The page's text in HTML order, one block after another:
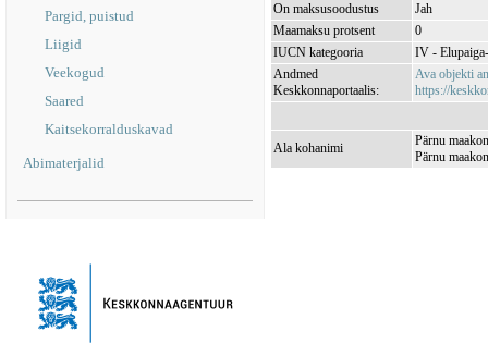
Pargid, puistud
Liigid
Veekogud
Saared
Kaitsekorralduskavad
Abimaterjalid
On maksusoodustus
Jah
Maamaksu protsent
0
IUCN kategooria
IV -
Andmed
Keskkonnaportaalis:
Ava objekti
https://
Ala kohanimi
Pärnu
Pärnu